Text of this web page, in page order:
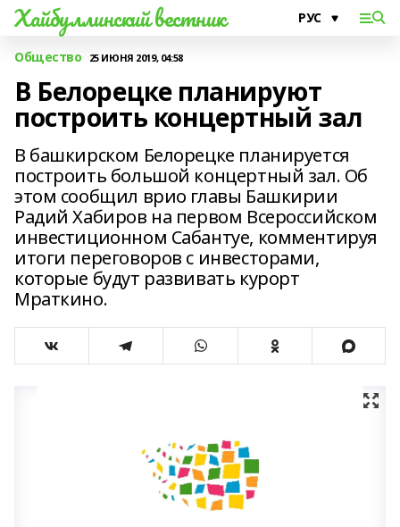
Хайбуллинский вестник
Общество 25 ИЮНЯ 2019, 04:58
В Белорецке планируют
построить концертный зал
В башкирском Белорецке планируется
построить большой концертный зал. Об
этом сообщил врио главы Башкирии
Радий Хабиров на первом Всероссийском
инвестиционном Сабантуе, комментируя
итоги переговоров с инвесторами,
которые будут развивать курорт
Мраткино.